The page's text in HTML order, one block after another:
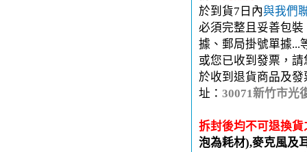
於到貨7日內與我們
必須完整且妥善包
據、郵局掛號單據...
或您已收到發票，
於收到退貨商品及
址： 30071新竹市光
拆封後均不可退換
泡為耗材),麥克風及